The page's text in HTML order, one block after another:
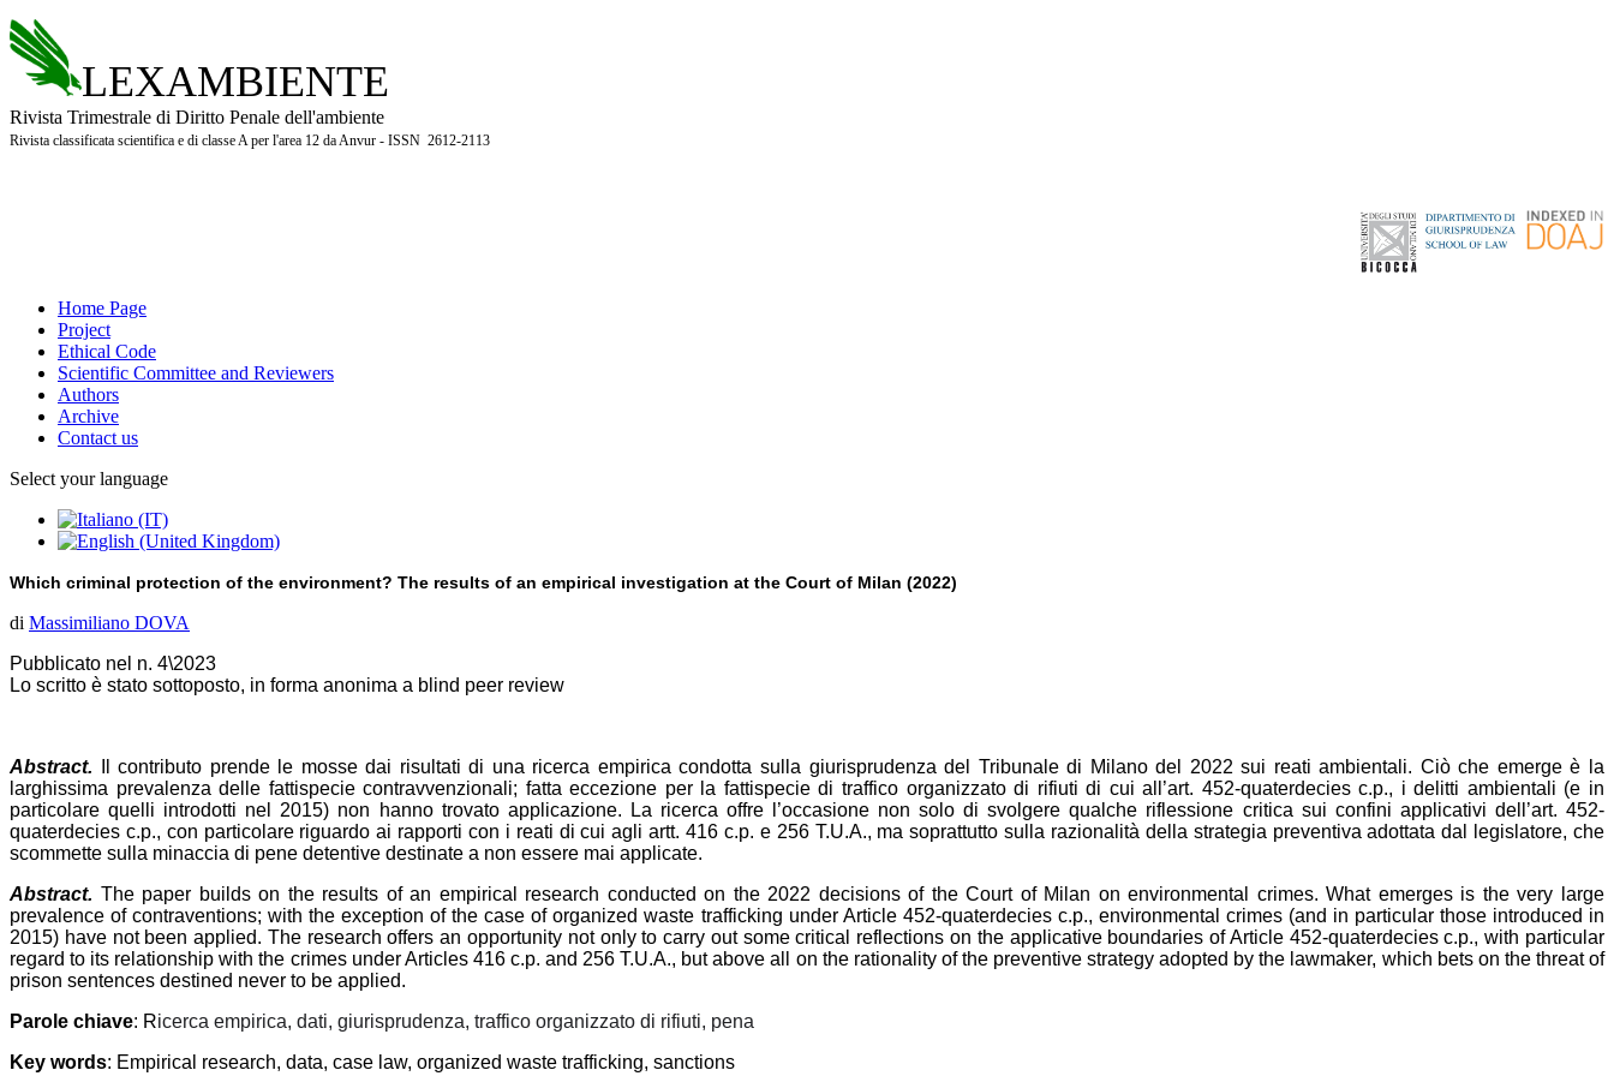
LEXAMBIENTE
Rivista Trimestrale di Diritto Penale dell'ambiente
Rivista classificata scientifica e di classe A per l'area 12 da Anvur - ISSN 2612-2113
Home Page
Project
Ethical Code
Scientific Committee and Reviewers
Authors
Archive
Contact us
Select your language
Which criminal protection of the environment? The results of an empirical investigation at the Court of Milan (2022)
di Massimiliano DOVA
Pubblicato nel n. 4\2023
Lo scritto è stato sottoposto, in forma anonima a blind peer review
Abstract.
Il contributo prende le mosse dai risultati di una ricerca empirica condotta sulla giurisprudenza del Tribunale di Milano del 2022 sui reati ambientali. Ciò che emerge è la
larghissima prevalenza delle fattispecie contravvenzionali; fatta eccezione per la fattispecie di traffico organizzato di rifiuti di cui all’art. 452-quaterdecies c.p., i delitti ambientali (e in
particolare quelli introdotti nel 2015) non hanno trovato applicazione. La ricerca offre l’occasione non solo di svolgere qualche riflessione critica sui confini applicativi dell’art. 452-
quaterdecies c.p., con particolare riguardo ai rapporti con i reati di cui agli artt. 416 c.p. e 256 T.U.A., ma soprattutto sulla razionalità della strategia preventiva adottata dal legislatore, che
scommette sulla minaccia di pene detentive destinate a non essere mai applicate.
Abstract. The paper builds on the results of an empirical research conducted on the 2022 decisions of the Court of Milan on environmental crimes. What emerges is the very large
prevalence of contraventions; with the exception of the case of organized waste trafficking under Article 452-quaterdecies c.p., environmental crimes (and in particular those introduced in
2015) have not been applied. The research offers an opportunity not only to carry out some critical reflections on the applicative boundaries of Article 452-quaterdecies c.p., with particular
regard to its relationship with the crimes under Articles 416 c.p. and 256 T.U.A., but above all on the rationality of the preventive strategy adopted by the lawmaker, which bets on the threat of
prison sentences destined never to be applied.
Parole chiave: Ricerca empirica, dati, giurisprudenza, traffico organizzato di rifiuti, pena
Key words: Empirical research, data, case law, organized waste trafficking, sanctions